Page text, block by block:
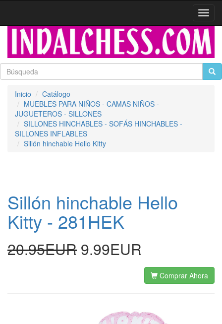
Inicio
Catálogo
MUEBLES PARA NIÑOS - CAMAS NIÑOS -
JUGUETEROS - SILLONES
SILLONES HINCHABLES - SOFÁS HINCHABLES -
SILLONES INFLABLES
Sillón hinchable Hello Kitty
Sillón hinchable Hello
Kitty - 281HEK
20.95EUR 9.99EUR
Comprar Ahora